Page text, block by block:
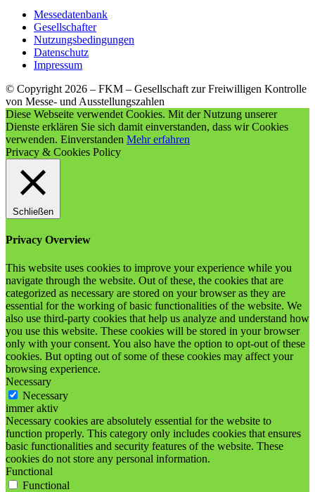
Messedatenbank
Gesellschafter
Nutzungsbedingungen
Datenschutz
Impressum
© Copyright 2026 – FKM – Gesellschaft zur Freiwilligen Kontrolle
von Messe- und Ausstellungszahlen
Diese Webseite verwendet Cookies. Mit der Nutzung unserer
Dienste erklären Sie sich damit einverstanden, dass wir Cookies
verwenden. Einverstanden Mehr erfahren
Privacy & Cookies Policy
Schließen
Privacy Overview
This website uses cookies to improve your experience while you
navigate through the website. Out of these, the cookies that are
categorized as necessary are stored on your browser as they are
essential for the working of basic functionalities of the website. We
also use third-party cookies that help us analyze and understand how
you use this website. These cookies will be stored in your browser
only with your consent. You also have the option to opt-out of these
cookies. But opting out of some of these cookies may affect your
browsing experience.
Necessary
Necessary
immer aktiv
Necessary cookies are absolutely essential for the website to
function properly. This category only includes cookies that ensures
basic functionalities and security features of the website. These
cookies do not store any personal information.
Functional
Functional